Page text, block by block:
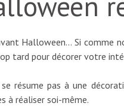
Halloween… Si comme
tard pour décorer votre
résume pas à une
à réaliser soi-même.